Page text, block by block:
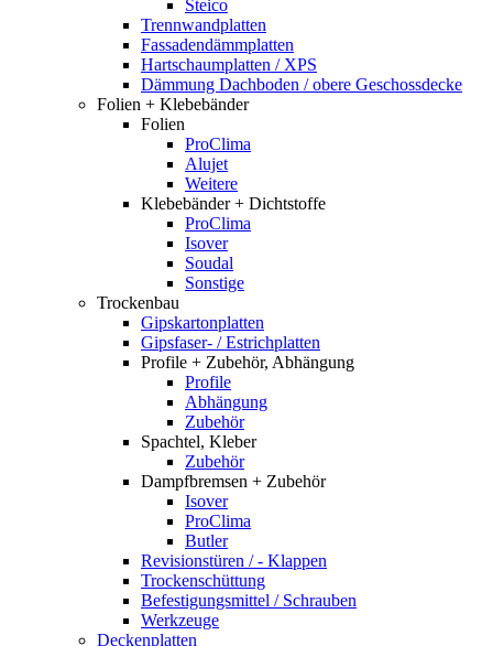
Steico
Trennwandplatten
Fassadendämmplatten
Hartschaumplatten / XPS
Dämmung Dachboden / obere Geschossdecke
Folien + Klebebänder
Folien
ProClima
Alujet
Weitere
Klebebänder + Dichtstoffe
ProClima
Isover
Soudal
Sonstige
Trockenbau
Gipskartonplatten
Gipsfaser- / Estrichplatten
Profile + Zubehör, Abhängung
Profile
Abhängung
Zubehör
Spachtel, Kleber
Zubehör
Dampfbremsen + Zubehör
Isover
ProClima
Butler
Revisionstüren / - Klappen
Trockenschüttung
Befestigungsmittel / Schrauben
Werkzeuge
Deckenplatten